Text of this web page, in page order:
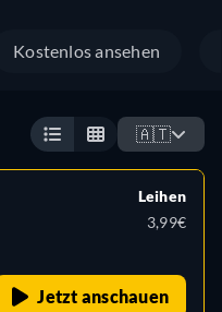
Kostenlos ansehen
🇦🇹
Leihen
3,99€
Jetzt anschauen